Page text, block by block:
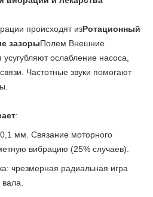
происходят изРотационный
зазорыПолем Внешние
ослабление насоса,
Частотные звуки помогают
:
мм. Связание моторного
вибрацию (25% случаев).
чрезмерная радиальная игра